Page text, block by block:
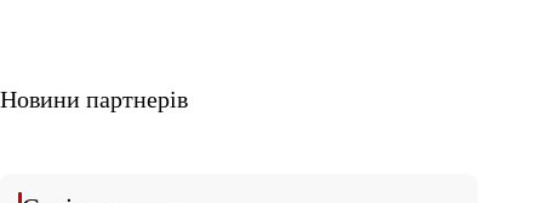
Новини партнерів